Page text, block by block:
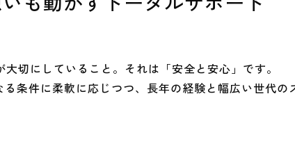
大切にしていること。それは「安全と安心」です。
条件に柔軟に応じつつ、長年の経験と幅広い世代